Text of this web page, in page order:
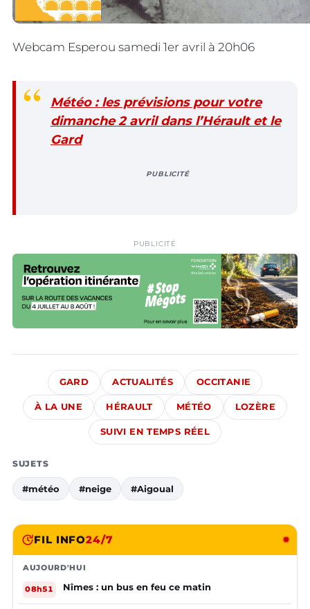
Webcam Esperou samedi 1er avril à 20h06
Météo : les prévisions pour votre
dimanche 2 avril dans l’Hérault et le
Gard
PUBLICITÉ
PUBLICITÉ
GARD ACTUALITÉS OCCITANIE
À LA UNE HÉRAULT MÉTÉO LOZÈRE
SUIVI EN TEMPS RÉEL
SUJETS
#météo #neige #Aigoual
FIL INFO24/7
AUJOURD'HUI
08h51 Nîmes : un bus en feu ce matin